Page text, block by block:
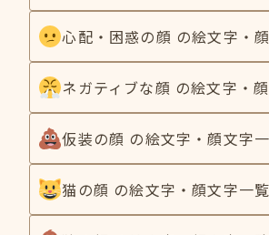
心配・困惑の顔 の絵文字・
ネガティブな顔 の絵文字・
仮装の顔 の絵文字・顔文字
猫の顔 の絵文字・顔文字一覧